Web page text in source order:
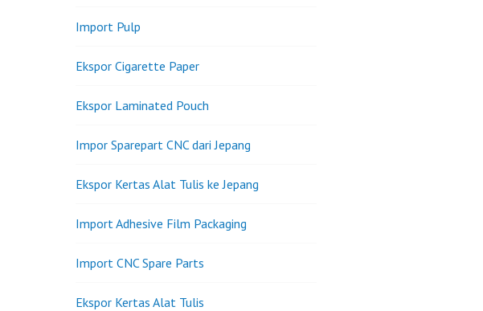
Import Pulp
Ekspor Cigarette Paper
Ekspor Laminated Pouch
Impor Sparepart CNC dari Jepang
Ekspor Kertas Alat Tulis ke Jepang
Import Adhesive Film Packaging
Import CNC Spare Parts
Ekspor Kertas Alat Tulis